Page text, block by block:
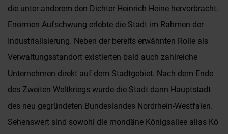
die unter anderem den Dichter Heinrich Heine hervorbracht.
Enormen Aufschwung erlebte die Stadt im Rahmen der
Industrialisierung. Neben der bereits erwähnten Rolle als
Verwaltungsstandort existierten bald auch zahlreiche
Unternehmen direkt auf dem Stadtgebiet. Nach dem Ende
des Zweiten Weltkriegs wurde die Stadt dann Hauptstadt
des neu gegründeten Bundeslandes Nordrhein-Westfalen.
Sehenswert sind sowohl die mondäne Königsallee alias Kö